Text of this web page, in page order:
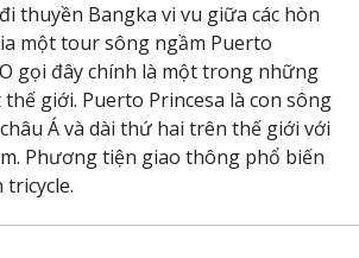
thuyền Bangka vi vu giữa các hòn
một tour sông ngầm Puerto
gọi đây chính là một trong những
giới. Puerto Princesa là con sông
Á và dài thứ hai trên thế giới với
Phương tiện giao thông phổ biến
tricycle.